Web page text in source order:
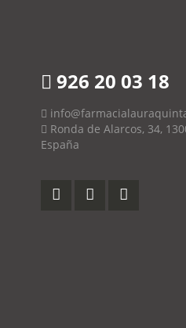
926 20 03 18
Ronda de Alarcos, 34,
España